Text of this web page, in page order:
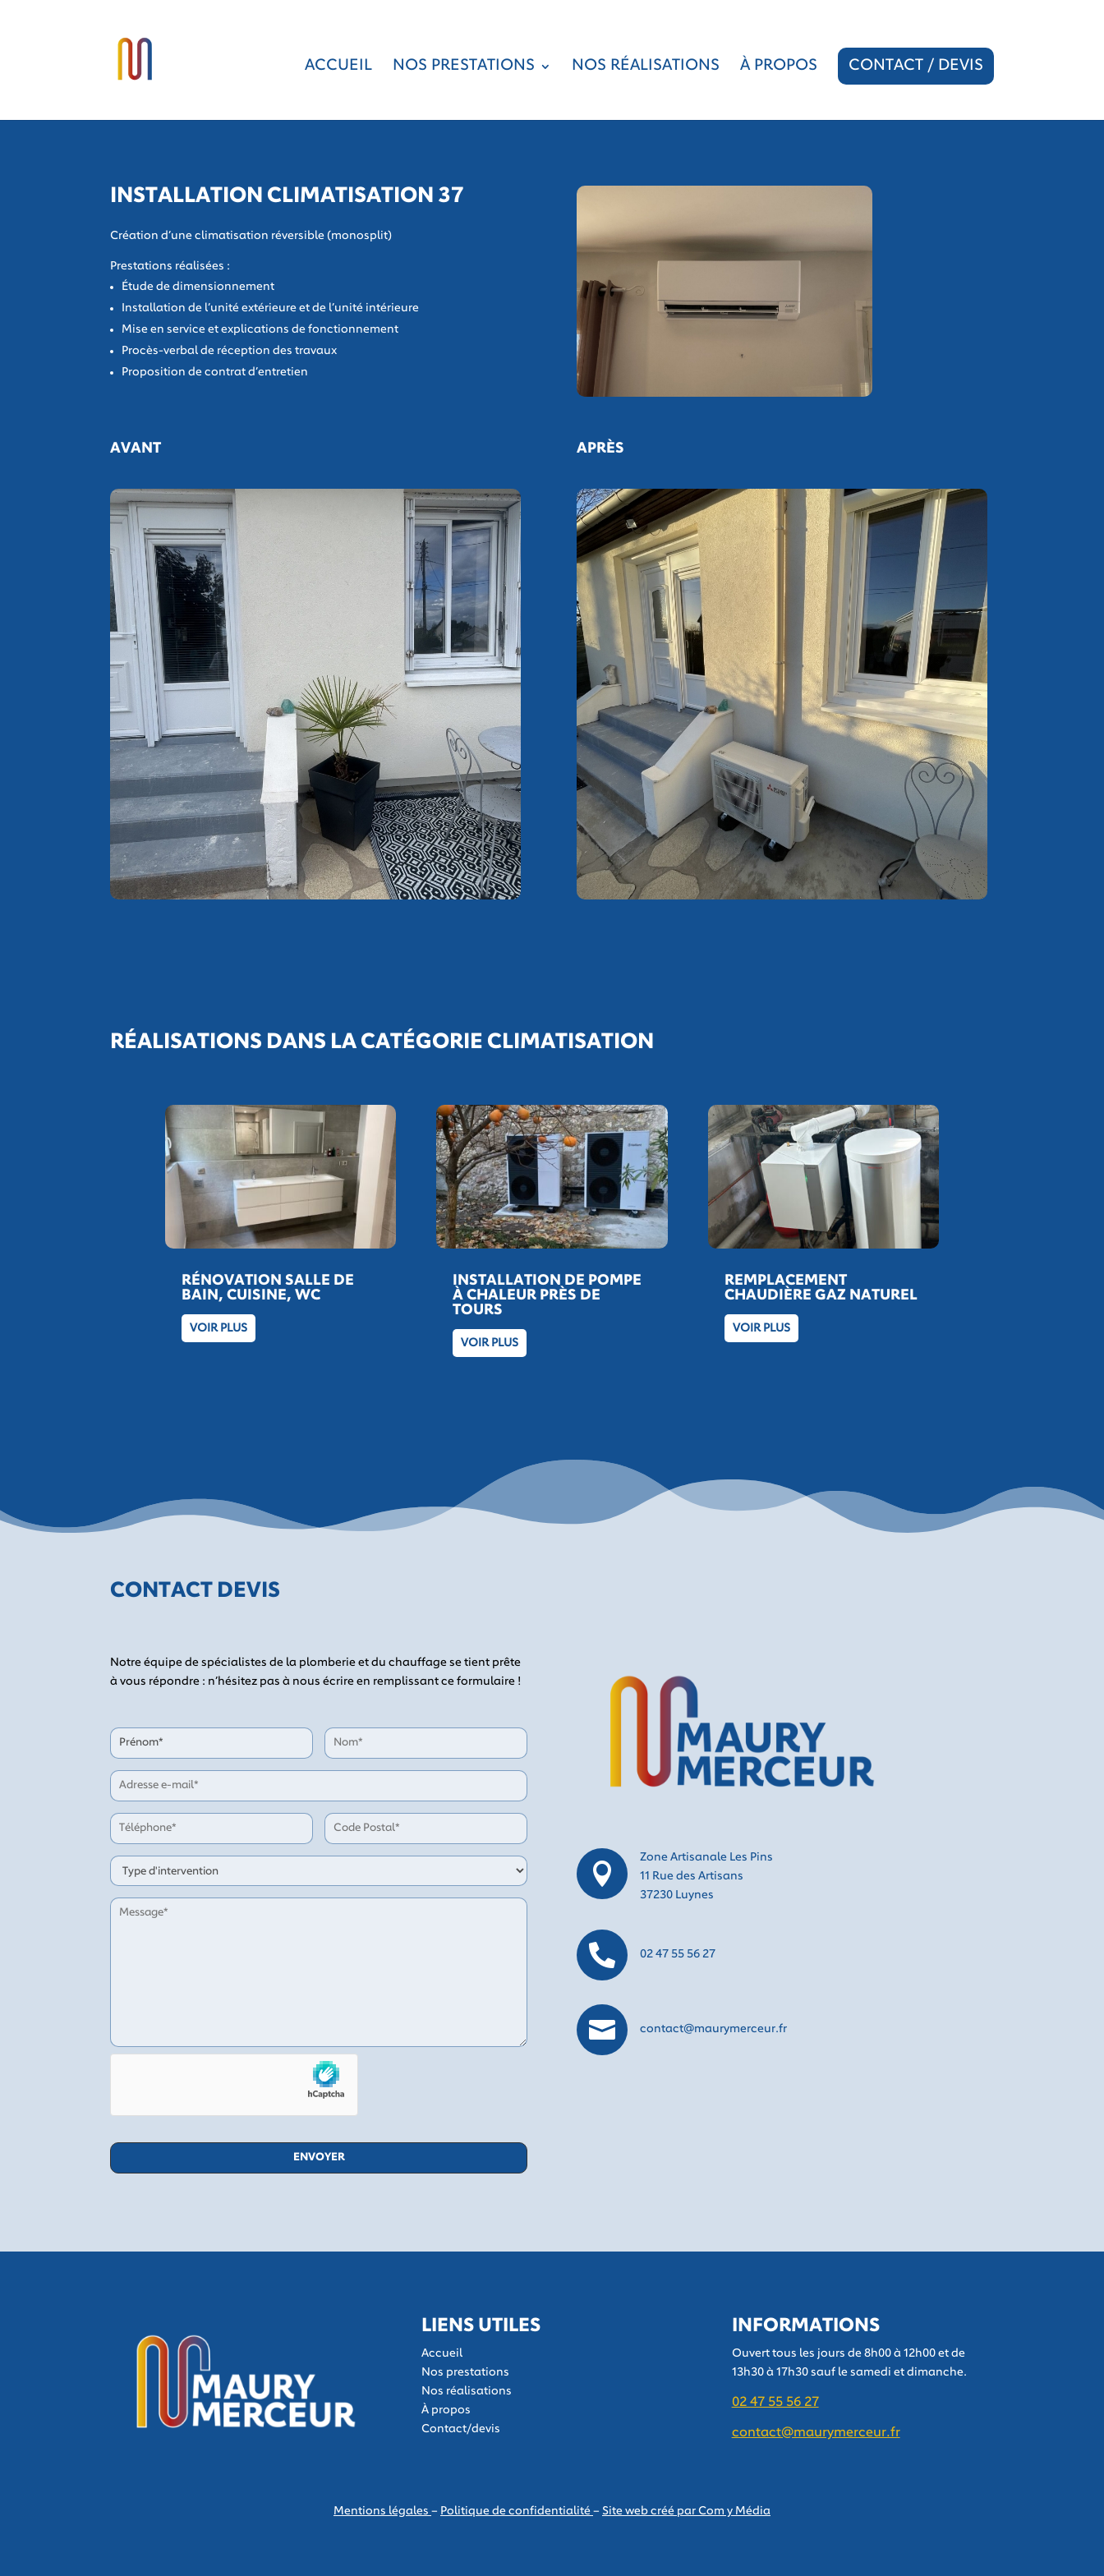
ACCUEIL NOS PRESTATIONS NOS RÉALISATIONS À PROPOS CONTACT / DEVIS
INSTALLATION CLIMATISATION 37
Création d’une climatisation réversible (monosplit)
Prestations réalisées :
Étude de dimensionnement
Installation de l’unité extérieure et de l’unité intérieure
Mise en service et explications de fonctionnement
Procès-verbal de réception des travaux
Proposition de contrat d’entretien
AVANT APRÈS
RÉALISATIONS DANS LA CATÉGORIE CLIMATISATION
RÉNOVATION SALLE DE
BAIN, CUISINE, WC
VOIR PLUS
INSTALLATION DE POMPE
À CHALEUR PRÈS DE
TOURS
VOIR PLUS
REMPLACEMENT
CHAUDIÈRE GAZ NATUREL
VOIR PLUS
CONTACT DEVIS
Notre équipe de spécialistes de la plomberie et du chauffage se tient prête
à vous répondre : n’hésitez pas à nous écrire en remplissant ce formulaire !

Zone Artisanale Les Pins
11 Rue des Artisans
37230 Luynes
 02 47 55 56 27
 contact@maurymerceur.fr
LIENS UTILES
Accueil
Nos prestations
Nos réalisations
À propos
Contact/devis
INFORMATIONS
Ouvert tous les jours de 8h00 à 12h00 et de
13h30 à 17h30 sauf le samedi et dimanche.
02 47 55 56 27
contact@maurymerceur.fr
Mentions légales – Politique de confidentialité – Site web créé par Com y Média